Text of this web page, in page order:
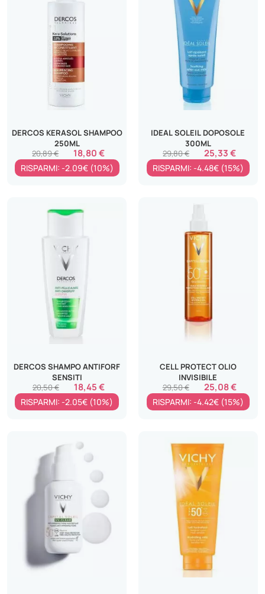
DERCOS KERASOL SHAMPOO
250ML
18,80 €
20,89 €
RISPARMI: -2.09€ (10%)
IDEAL SOLEIL DOPOSOLE
300ML
25,33 €
29,80 €
RISPARMI: -4.48€ (15%)
DERCOS SHAMPO ANTIFORF
SENSITI
18,45 €
20,50 €
RISPARMI: -2.05€ (10%)
CELL PROTECT OLIO
INVISIBILE
25,08 €
29,50 €
RISPARMI: -4.42€ (15%)